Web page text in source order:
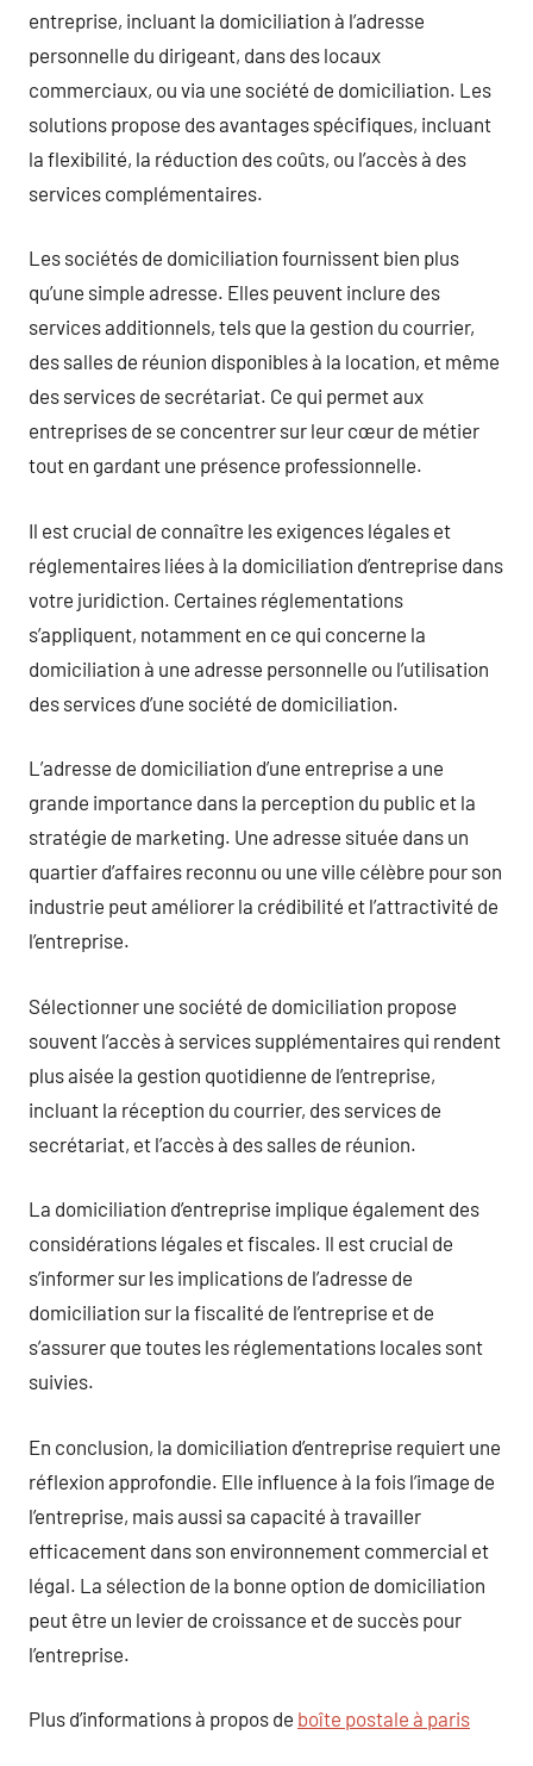
entreprise, incluant la domiciliation à l’adresse
personnelle du dirigeant, dans des locaux
commerciaux, ou via une société de domiciliation. Les
solutions propose des avantages spécifiques, incluant
la flexibilité, la réduction des coûts, ou l’accès à des
services complémentaires.
Les sociétés de domiciliation fournissent bien plus
qu’une simple adresse. Elles peuvent inclure des
services additionnels, tels que la gestion du courrier,
des salles de réunion disponibles à la location, et même
des services de secrétariat. Ce qui permet aux
entreprises de se concentrer sur leur cœur de métier
tout en gardant une présence professionnelle.
Il est crucial de connaître les exigences légales et
réglementaires liées à la domiciliation d’entreprise dans
votre juridiction. Certaines réglementations
s’appliquent, notamment en ce qui concerne la
domiciliation à une adresse personnelle ou l’utilisation
des services d’une société de domiciliation.
L’adresse de domiciliation d’une entreprise a une
grande importance dans la perception du public et la
stratégie de marketing. Une adresse située dans un
quartier d’affaires reconnu ou une ville célèbre pour son
industrie peut améliorer la crédibilité et l’attractivité de
l’entreprise.
Sélectionner une société de domiciliation propose
souvent l’accès à services supplémentaires qui rendent
plus aisée la gestion quotidienne de l’entreprise,
incluant la réception du courrier, des services de
secrétariat, et l’accès à des salles de réunion.
La domiciliation d’entreprise implique également des
considérations légales et fiscales. Il est crucial de
s’informer sur les implications de l’adresse de
domiciliation sur la fiscalité de l’entreprise et de
s’assurer que toutes les réglementations locales sont
suivies.
En conclusion, la domiciliation d’entreprise requiert une
réflexion approfondie. Elle influence à la fois l’image de
l’entreprise, mais aussi sa capacité à travailler
efficacement dans son environnement commercial et
légal. La sélection de la bonne option de domiciliation
peut être un levier de croissance et de succès pour
l’entreprise.
Plus d’informations à propos de boîte postale à paris